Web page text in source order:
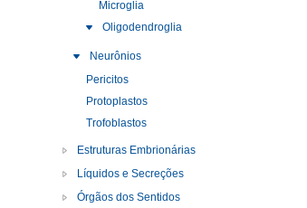
Microglia
Oligodendroglia
Neurônios
Pericitos
Protoplastos
Trofoblastos
Estruturas Embrionárias
Líquidos e Secreções
Órgãos dos Sentidos